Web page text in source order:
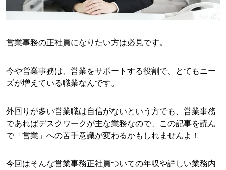
営業事務の正社員になりたい方は必見です。
今や営業事務は、営業をサポートする役割で、とてもニー
ズが増えている職業なんです。
外回りが多い営業職は自信がないという方でも、営業事務
であればデスクワークが主な業務なので、この記事を読ん
で「営業」への苦手意識が変わるかもしれませんよ！
今回はそんな営業事務正社員ついての年収や詳しい業務内